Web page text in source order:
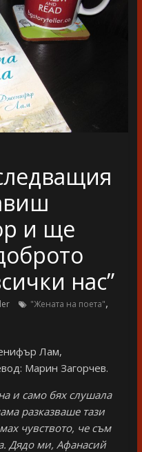
и ще
нас”
"Жената на поета",
Лам,
Марин Загорчев.
и само бях слушала
разказваше тази
чувството, че съм
Дядо ми, Афанасий